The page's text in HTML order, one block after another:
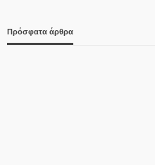
Πρόσφατα άρθρα